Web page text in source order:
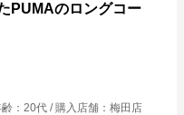
PUMAのロングコー
： 20代 購入店舗 ： 梅田店